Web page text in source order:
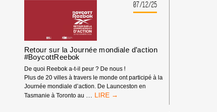
L’ARMEMENT
D’ISRAËL
07/12/25
Retour sur la Journée mondiale d’action
#BoycottReebok
De quoi Reebok a-t-il peur ? De nous !
Plus de 20 villes à travers le monde ont participé à la
Journée mondiale d’action. De Launceston en
Tasmanie à Toronto au
RETOUR